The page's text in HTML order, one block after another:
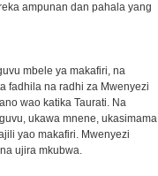
ampunan dan pahala yang
mbele ya makafiri, na
fadhila na radhi za Mwenyezi
wao katika Taurati. Na
ukawa mnene, ukasimama
yao makafiri. Mwenyezi
ujira mkubwa.